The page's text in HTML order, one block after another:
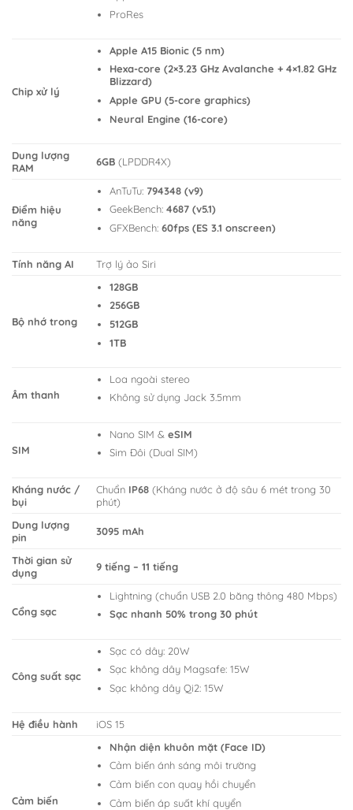
ProRes
Chip xử lý
Apple A15 Bionic (5 nm)
Hexa-core (2×3.23 GHz Avalanche + 4×1.82 GHz
Blizzard)
Apple GPU (5-core graphics)
Neural Engine (16-core)
Dung lượng
RAM
6GB (LPDDR4X)
Điểm hiệu
năng
AnTuTu:794348 (v9)
GeekBench:4687 (v5.1)
GFXBench:60fps (ES 3.1 onscreen)
Tính năng AI Trợ lý ảo Siri
Bộ nhớ trong
128GB
256GB
512GB
1TB
Âm thanh
Loa ngoài stereo
Không sử dụng Jack 3.5mm
SIM
Nano SIM &eSIM
Sim Đôi (Dual SIM)
Kháng nước /
bụi
Chuẩn IP68(Kháng nước ở độ sâu 6 mét trong 30
phút)
Dung lượng
pin
3095 mAh
Thời gian sử
dụng
9 tiếng – 11 tiếng
Cổng sạc
Lightning (chuẩn USB 2.0 băng thông 480 Mbps)
Sạc nhanh 50% trong 30 phút
Công suất sạc
Sạc có dây: 20W
Sạc không dây Magsafe: 15W
Sạc không dây Qi2: 15W
Hệ điều hành iOS 15
Cảm biến
Nhận diện khuôn mặt (Face ID)
Cảm biến ánh sáng môi trường
Cảm biến con quay hồi chuyển
Cảm biến áp suất khí quyển